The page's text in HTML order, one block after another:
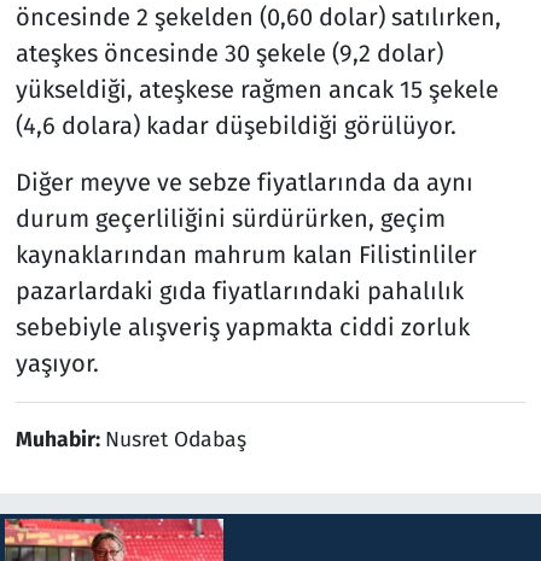
öncesinde 2 şekelden (0,60 dolar) satılırken,
ateşkes öncesinde 30 şekele (9,2 dolar)
yükseldiği, ateşkese rağmen ancak 15 şekele
(4,6 dolara) kadar düşebildiği görülüyor.
Diğer meyve ve sebze fiyatlarında da aynı
durum geçerliliğini sürdürürken, geçim
kaynaklarından mahrum kalan Filistinliler
pazarlardaki gıda fiyatlarındaki pahalılık
sebebiyle alışveriş yapmakta ciddi zorluk
yaşıyor.
Muhabir: Nusret Odabaş